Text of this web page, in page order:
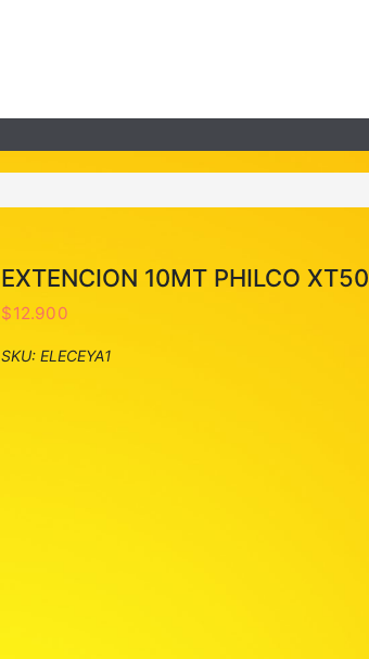
EXTENCION 10MT PHILCO XT50
$12.900
SKU:ELECEYA1